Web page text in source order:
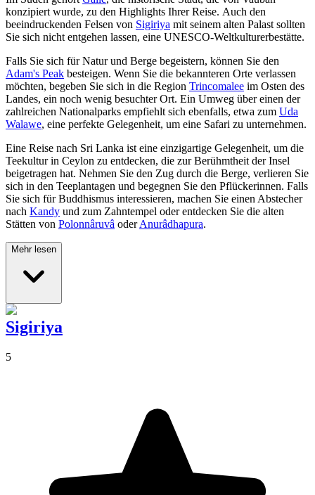
konzipiert wurde, zu den Highlights Ihrer Reise. Auch den
beeindruckenden Felsen von Sigiriya mit seinem alten Palast sollten
Sie sich nicht entgehen lassen, eine UNESCO-Weltkulturerbestätte.
Falls Sie sich für Natur und Berge begeistern, können Sie den
Adam's Peak besteigen. Wenn Sie die bekannteren Orte verlassen
möchten, begeben Sie sich in die Region Trincomalee im Osten des
Landes, ein noch wenig besuchter Ort. Ein Umweg über einen der
zahlreichen Nationalparks empfiehlt sich ebenfalls, etwa zum Uda
Walawe, eine perfekte Gelegenheit, um eine Safari zu unternehmen.
Eine Reise nach Sri Lanka ist eine einzigartige Gelegenheit, um die
Teekultur in Ceylon zu entdecken, die zur Berühmtheit der Insel
beigetragen hat. Nehmen Sie den Zug durch die Berge, verlieren Sie
sich in den Teeplantagen und begegnen Sie den Pflückerinnen. Falls
Sie sich für Buddhismus interessieren, machen Sie einen Abstecher
nach Kandy und zum Zahntempel oder entdecken Sie die alten
Stätten von Polonnâruvâ oderAnurâdhapura.
Mehr lesen
Sigiriya
5